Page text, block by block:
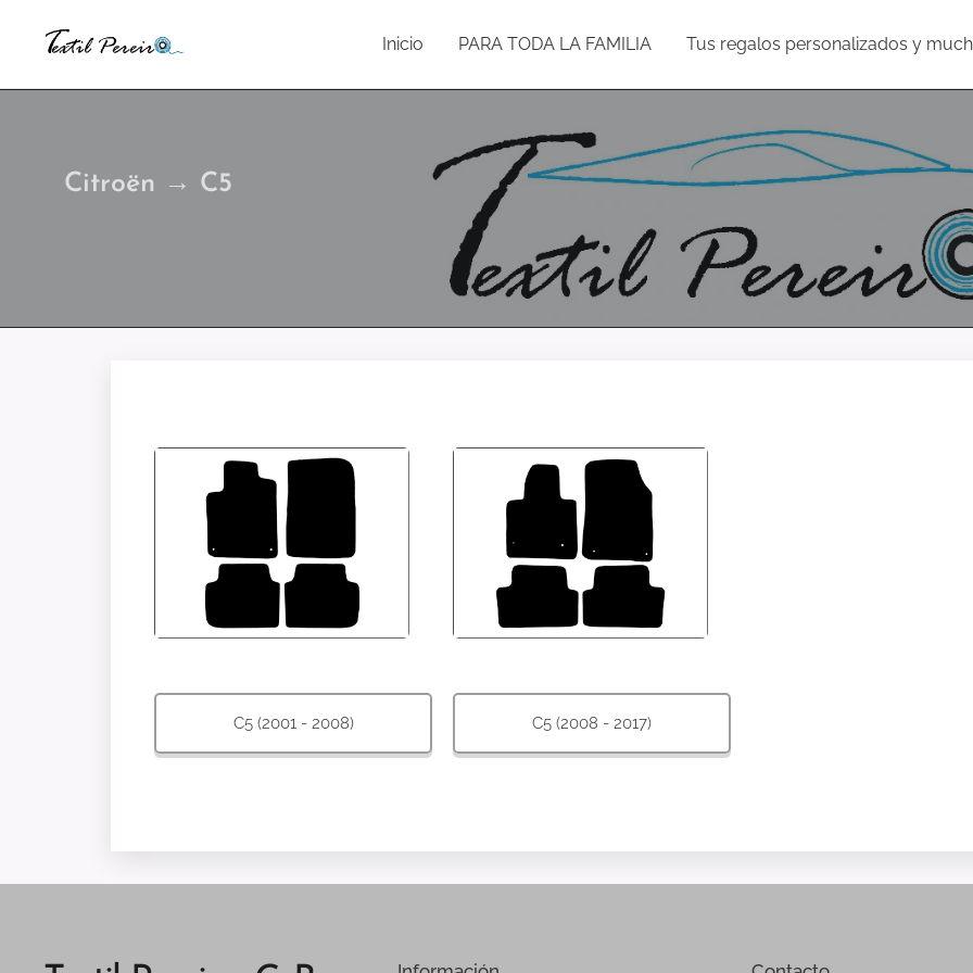
Inicio PARA TODA LA FAMILIA Tus regalos personalizados y
Citroën → C5
C5 (2001 - 2008) C5 (2008 - 2017)